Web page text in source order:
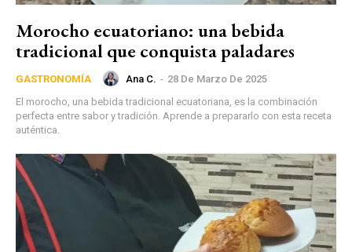
Morocho ecuatoriano: una bebida
tradicional que conquista paladares
GASTRONOMÍA Ana C. - 28 De Marzo De 2025
El morocho, una bebida tradicional ecuatoriana, es la combinación
perfecta entre sabor y tradición. Aprende a prepararlo con esta receta
auténtica.